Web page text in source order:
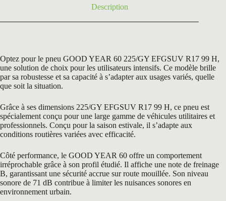
Description
Optez pour le pneu GOOD YEAR 60 225/GY EFGSUV R17 99 H,
une solution de choix pour les utilisateurs intensifs. Ce modèle brille
par sa robustesse et sa capacité à s’adapter aux usages variés, quelle
que soit la situation.
Grâce à ses dimensions 225/GY EFGSUV R17 99 H, ce pneu est
spécialement conçu pour une large gamme de véhicules utilitaires et
professionnels. Conçu pour la saison estivale, il s’adapte aux
conditions routières variées avec efficacité.
Côté performance, le GOOD YEAR 60 offre un comportement
irréprochable grâce à son profil étudié. Il affiche une note de freinage
B, garantissant une sécurité accrue sur route mouillée. Son niveau
sonore de 71 dB contribue à limiter les nuisances sonores en
environnement urbain.